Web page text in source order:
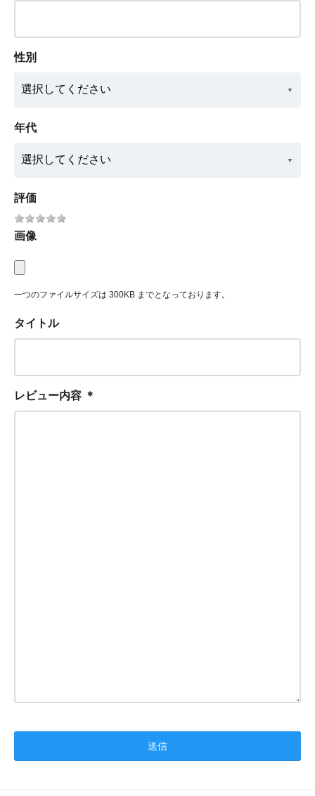
性別
年代
評価
画像
一つのファイルサイズは 300KB までとなっております。
タイトル
レビュー内容 ＊